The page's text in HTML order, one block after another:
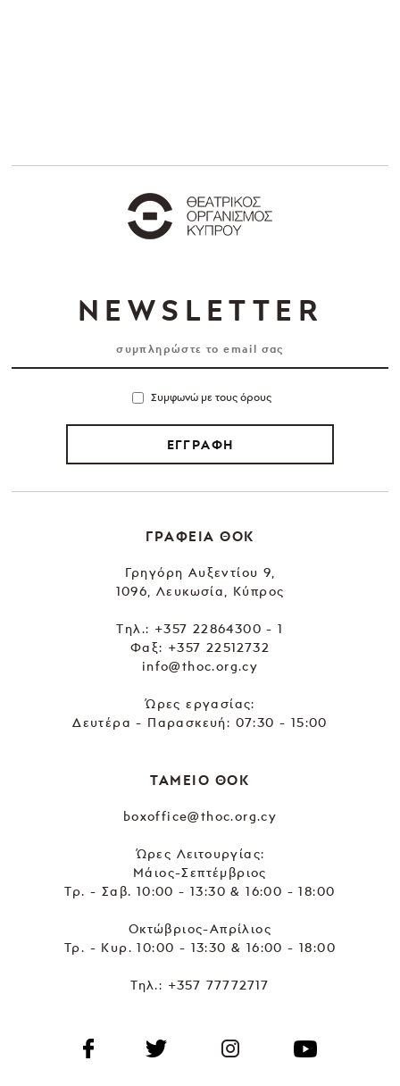
NEWSLETTER
Συμφωνώ με τους όρους
ΕΓΓΡΑΦΗ
ΓΡΑΦΕΙΑ ΘΟΚ
Γρηγόρη Αυξεντίου 9,
1096, Λευκωσία, Κύπρος
Tηλ.: +357 22864300 - 1
Φαξ: +357 22512732
info@thoc.org.cy
Ώρες εργασίας:
Δευτέρα - Παρασκευή: 07:30 - 15:00
ΤΑΜΕΙΟ ΘΟΚ
boxoffice@thoc.org.cy
Ώρες Λειτουργίας:
Μάιος-Σεπτέμβριος
Τρ. - Σαβ. 10:00 - 13:30 & 16:00 - 18:00
Οκτώβριος-Απρίλιος
Τρ. - Κυρ. 10:00 - 13:30 & 16:00 - 18:00
Τηλ.: +357 77772717